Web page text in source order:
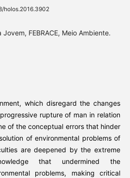
holos.2016.3902
Jovem, FEBRACE, Meio Ambiente.
which disregard the changes
rupture of man in relation
of the conceptual errors that hinder
of environmental problems of
are deepened by the extreme
that undermined the
problems, making critical